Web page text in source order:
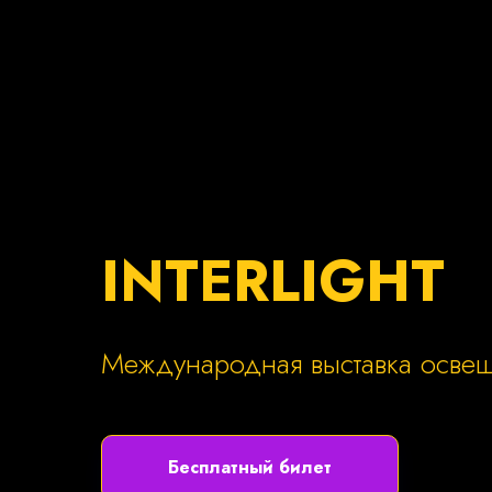
INTERLIGHT
Международная выставка
Бесплатный билет